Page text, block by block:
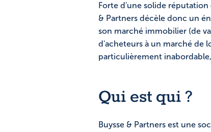
Forte d'une solide réputation
& Partners décèle donc un
son marché immobilier (de
d'acheteurs à un marché de
particulièrement
Qui est qui ?
Buysse & Partners est une